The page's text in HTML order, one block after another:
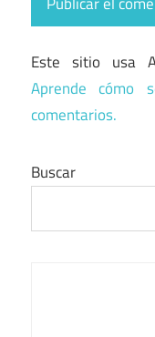
Este sitio usa
Aprende cómo
comentarios.
Buscar